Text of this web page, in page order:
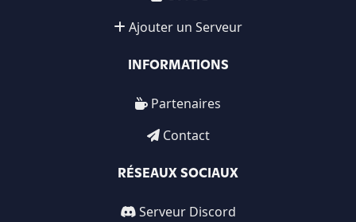
Ajouter un Serveur
INFORMATIONS
Partenaires
Contact
RÉSEAUX SOCIAUX
Serveur Discord